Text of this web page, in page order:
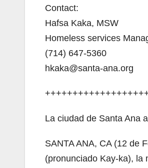
Contact:
Hafsa Kaka, MSW
Homeless services
(714) 647-5360
hkaka@santa-ana.org
La ciudad de Santa Ana
SANTA ANA, CA (12 de
(pronunciado Kay-ka), la